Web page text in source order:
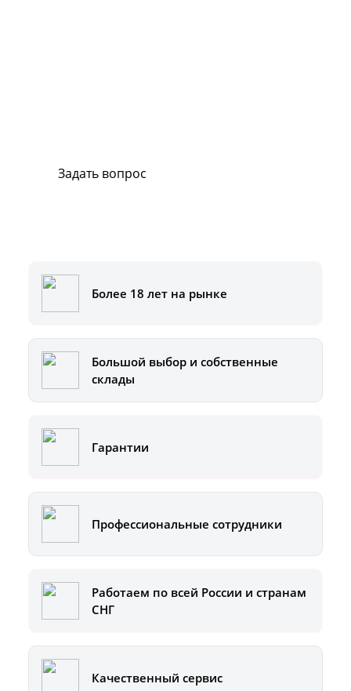
Задать вопрос
Более 18 лет на рынке
Большой выбор и собственные
склады
Гарантии
Профессиональные сотрудники
Работаем по всей России и странам
СНГ
Качественный сервис